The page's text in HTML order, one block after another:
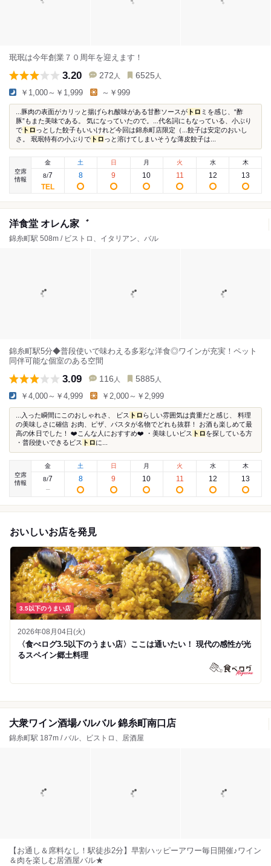
珉珉は今年創業７０周年を迎えます！
3.20 272 人 6525 人
￥1,000～￥1,999 ～￥999
...豚肉の表面がカリッと揚げられ酸味がある甘酢ソースが トロ ミを感じ、“酢
豚”もまた美味である。 気になっていたので。...代名詞にもなっている、小ぶり
で トロっとした餃子もいいけれど今回は錦糸町店限定（...餃子は安定のおいし
さ。 珉珉特有の小ぶりで トロっと溶けてしまいそうな薄皮餃子は...
空席
情報
金
8/7
土
8
日
9
月
10
火
11
水
12
木
13
洋食堂 オレん家゛
錦糸町駅 508m / ビストロ、イタリアン、バル
錦糸町駅5分◆普段使いで味わえる多彩な洋食◎ワインが充実！ペット
同伴可能な個室のある空間
3.09 116 人 5885 人
￥4,000～￥4,999 ￥2,000～￥2,999
...入った瞬間にこのおしゃれさ、 ビス トロ らしい雰囲気は貴重だと感じ、 料理
の美味しさに確信 お肉、ピザ、パスタが名物でどれも抜群！ お酒も楽しめて最
高の休日でした！ ❤️こんな人におすすめ❤️ ・美味しいビス トロを探している方
・普段使いできるビス トロに...
空席
情報
金
8/7
土
8
日
9
月
10
火
11
水
12
木
13
おいしいお店を発見
3.5以下のうまい店
2026年08月04日(火)
〈食べログ3.5以下のうまい店〉ここは通いたい！ 現代の感性が光
るスペイン郷土料理
大衆ワイン酒場バルバル 錦糸町南口店
錦糸町駅 187m / バル、ビストロ、居酒屋
【お通し＆席料なし！駅徒歩2分】早割ハッピーアワー毎日開催♪ワイン
＆肉を楽しむ居酒屋バル★